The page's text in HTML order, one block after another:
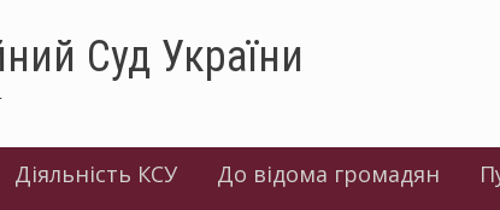
Суд України
Діяльність КСУ До відома громадян